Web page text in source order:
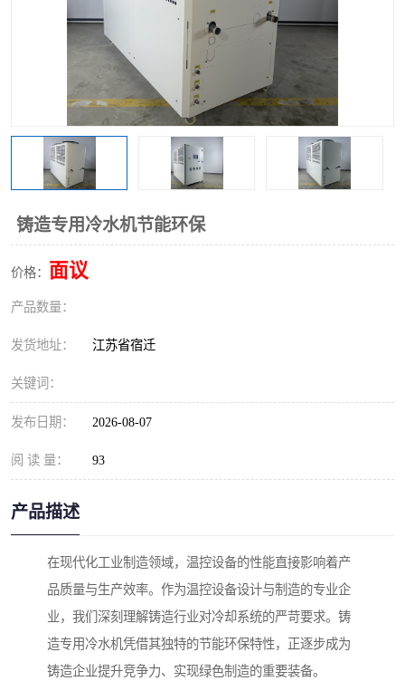
铸造专用冷水机节能环保
价格： 面议
产品数量：
发货地址： 江苏省宿迁
关键词：
发布日期： 2026-08-07
阅 读 量： 93
产品描述
在现代化工业制造领域，温控设备的性能直接影响着产
品质量与生产效率。作为温控设备设计与制造的专业企
业，我们深刻理解铸造行业对冷却系统的严苛要求。铸
造专用冷水机凭借其独特的节能环保特性，正逐步成为
铸造企业提升竞争力、实现绿色制造的重要装备。